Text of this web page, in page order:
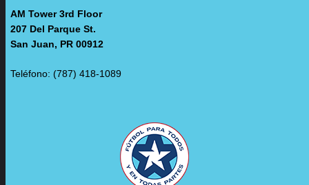
AM Tower 3rd Floor
207 Del Parque St.
San Juan, PR 00912
Teléfono: (787) 418-1089